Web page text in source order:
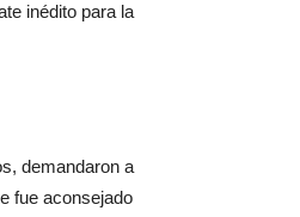
inédito para la
demandaron a
fue aconsejado